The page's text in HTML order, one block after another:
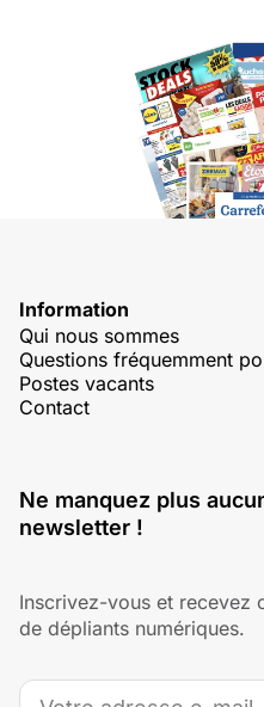
Information
Qui nous sommes
Questions fréquemment
Postes vacants
Contact
Ne manquez plus
newsletter !
Inscrivez-vous et recevez
de dépliants numériques.